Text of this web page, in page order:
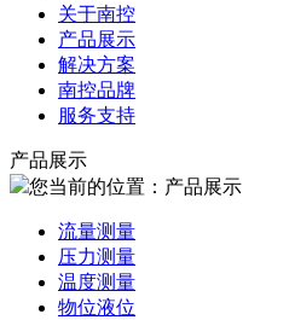
关于南控
产品展示
解决方案
南控品牌
服务支持
产品展示
您当前的位置：产品展示
流量测量
压力测量
温度测量
物位液位